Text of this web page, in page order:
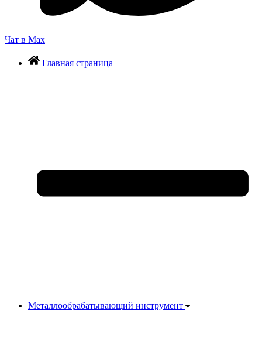
Чат в Max
Главная страница
Металлообрабатывающий инструмент